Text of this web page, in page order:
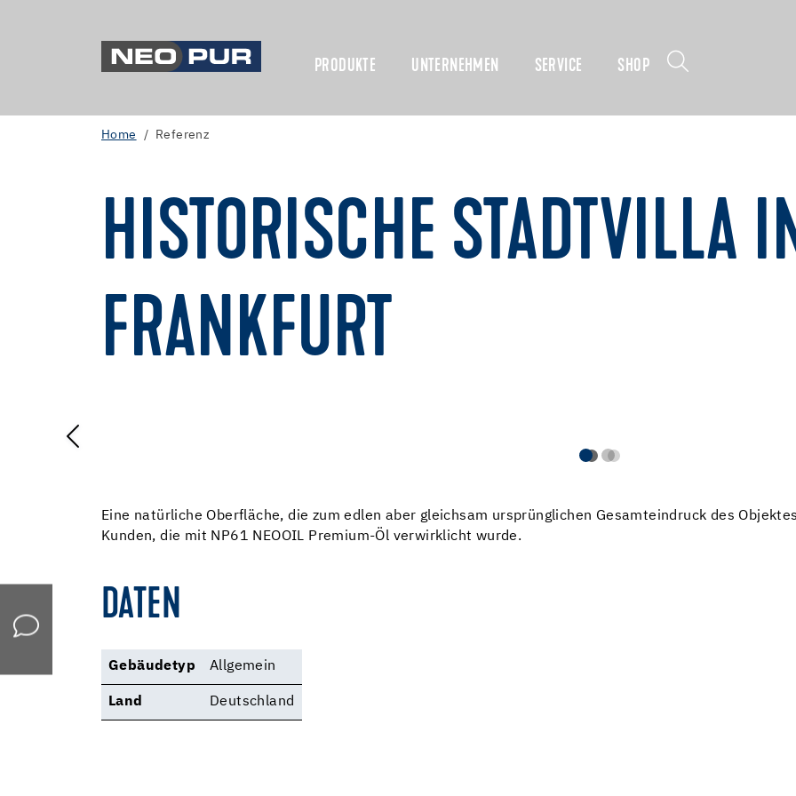
PRODUKTE UNTERNEHMEN SERVICE SHOP
Home Referenz
HISTORISCHE STADTVILLA
FRANKFURT
Eine natürliche Oberfläche, die zum edlen aber gleichsam ursprünglichen Gesamteindruck des
Kunden, die mit NP61 NEOOIL Premium-Öl verwirklicht wurde.
DATEN
Gebäudetyp Allgemein
Land Deutschland